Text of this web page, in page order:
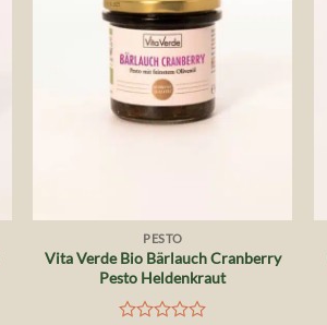
PESTO
Vita Verde Bio Bärlauch Cranberry
Pesto Heldenkraut